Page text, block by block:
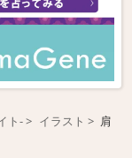
ト- イラスト
肩